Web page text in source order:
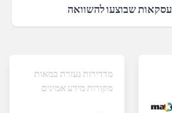
עסקאות שבוצעו להשוואה
מדדירות נעזרת במאות
מקורות מידע אמינים